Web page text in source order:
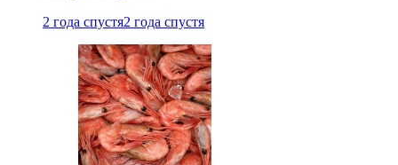
2 года спустя2 года спустя